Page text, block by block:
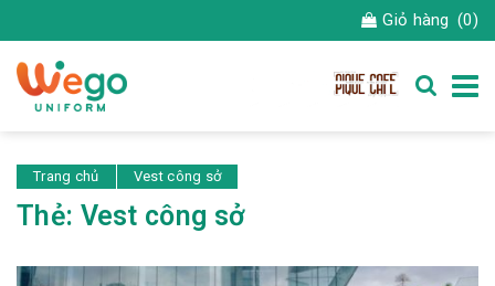
Giỏ hàng (0)
Trang chủ Vest công sở
Thẻ: Vest công sở